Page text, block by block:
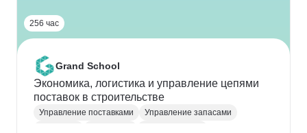
256 час
Grand School
Экономика, логистика и управление цепями
поставок в строительстве
Управление поставками
Управление запасами